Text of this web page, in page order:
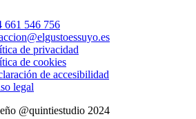
661 546 756
de privacidad
de cookies
de accesibilidad
legal
@quintiestudio 2024